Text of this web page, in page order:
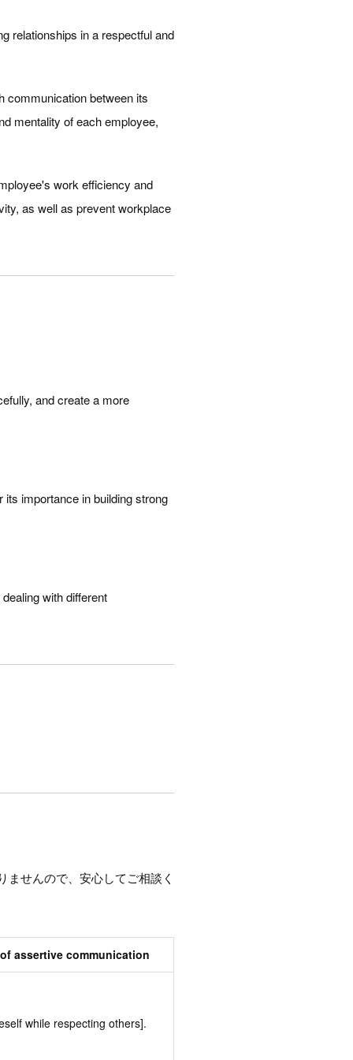
relationships in a respectful and
communication between its
mentality of each employee,
work efficiency and
as well as prevent workplace
and create a more
importance in building strong
with different
ませんので、安心してご相談く
assertive communication
while respecting others].